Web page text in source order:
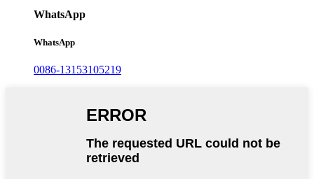
WhatsApp
WhatsApp
0086-13153105219